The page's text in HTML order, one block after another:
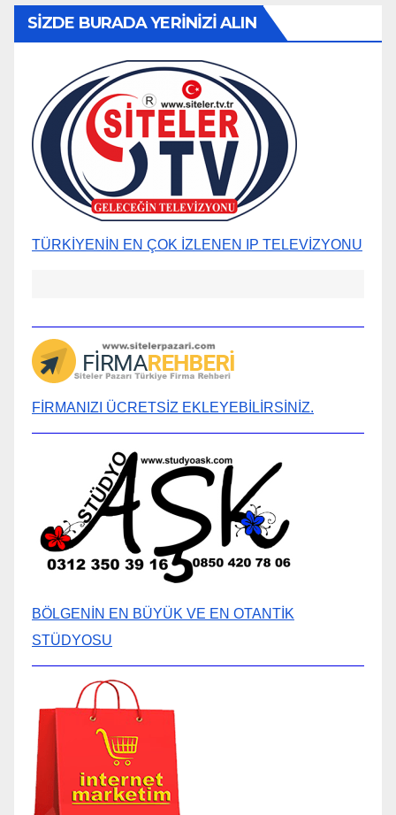
SİZDE BURADA YERİNİZİ ALIN
TÜRKİYENİN EN ÇOK İZLENEN IP TELEVİZYONU
FİRMANIZI ÜCRETSİZ EKLEYEBİLİRSİNİZ.
BÖLGENİN EN BÜYÜK VE EN OTANTİK
STÜDYOSU